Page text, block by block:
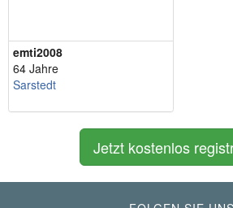
emti2008
64 Jahre
Sarstedt
Jetzt kostenlos